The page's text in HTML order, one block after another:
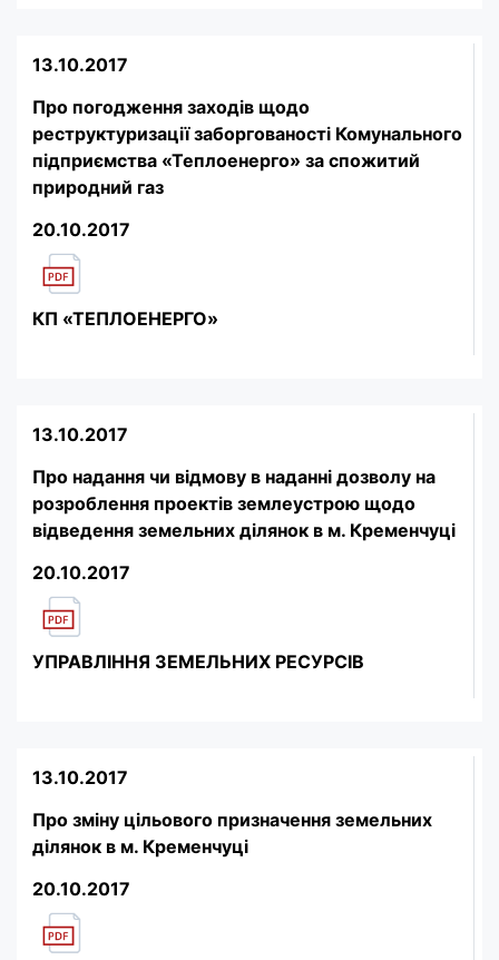
13.10.2017
Про погодження заходів щодо
реструктуризації заборгованості Комунального
підприємства «Теплоенерго» за спожитий
природний газ
20.10.2017
КП «ТЕПЛОЕНЕРГО»
13.10.2017
Про надання чи відмову в наданні дозволу на
розроблення проектів землеустрою щодо
відведення земельних ділянок в м. Кременчуці
20.10.2017
УПРАВЛІННЯ ЗЕМЕЛЬНИХ РЕСУРСІВ
13.10.2017
Про зміну цільового призначення земельних
ділянок в м. Кременчуці
20.10.2017